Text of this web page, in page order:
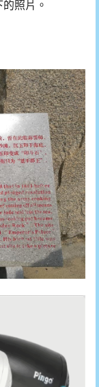
照片。